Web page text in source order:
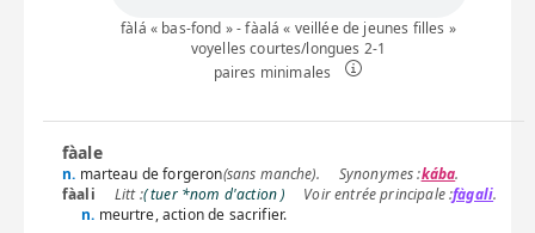
fàlá « bas-fond » - fàalá « veillée de jeunes filles »
voyelles courtes/longues 2-1
paires minimales
fàale
n. marteau de forgeron(sans manche). kába.
fàali
( tuer *nom d'action ) fàgali.
n. meurtre, action de sacrifier.